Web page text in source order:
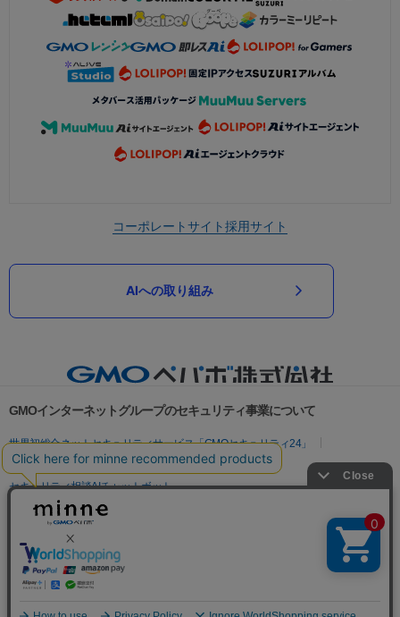
コーポレートサイト採用サイト
AIへの取り組み
GMOインターネットグループのセキュリティ事業について
世界初総合ネットセキュリティサービス「GMOセキュリティ24」
パスワード漏洩診断
Webサイトリスク診断
セキュリティ相談AIチャットボット
実在証明・盗聴対策
サイバー攻撃対策（GMO Flatt Security）
セキュリティ事業の軌跡